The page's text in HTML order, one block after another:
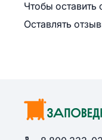
Чтобы оставить
Оставлять